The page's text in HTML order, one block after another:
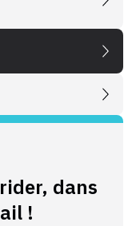
dans
!